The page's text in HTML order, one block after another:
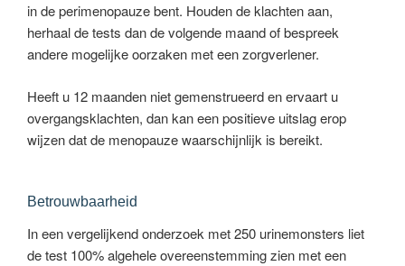
in de perimenopauze bent. Houden de klachten aan,
herhaal de tests dan de volgende maand of bespreek
andere mogelijke oorzaken met een zorgverlener.
Heeft u 12 maanden niet gemenstrueerd en ervaart u
overgangsklachten, dan kan een positieve uitslag erop
wijzen dat de menopauze waarschijnlijk is bereikt.
Betrouwbaarheid
In een vergelijkend onderzoek met 250 urinemonsters liet
de test 100% algehele overeenstemming zien met een